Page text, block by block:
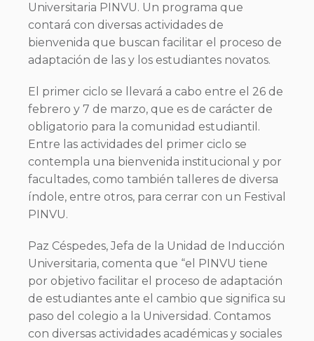
Universitaria PINVU. Un programa que
contará con diversas actividades de
bienvenida que buscan facilitar el proceso de
adaptación de las y los estudiantes novatos.
El primer ciclo se llevará a cabo entre el 26 de
febrero y 7 de marzo, que es de carácter de
obligatorio para la comunidad estudiantil.
Entre las actividades del primer ciclo se
contempla una bienvenida institucional y por
facultades, como también talleres de diversa
índole, entre otros, para cerrar con un Festival
PINVU.
Paz Céspedes, Jefa de la Unidad de Inducción
Universitaria, comenta que “el PINVU tiene
por objetivo facilitar el proceso de adaptación
de estudiantes ante el cambio que significa su
paso del colegio a la Universidad. Contamos
con diversas actividades académicas y sociales